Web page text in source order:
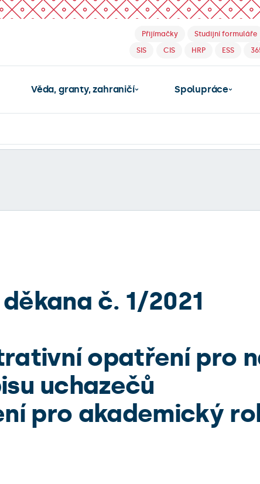
Přijímačky Studijní formuláře
SIS
CIS HRP ESS
Věda, granty, zahraničí Spolupráce
č. 1/2021
opatření pro
uchazečů
pro akademický